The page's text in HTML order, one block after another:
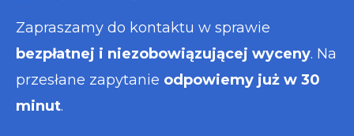
Zapraszamy do kontaktu w sprawie
bezpłatnej i niezobowiązującej wyceny. Na
przesłane zapytanie odpowiemy już w 30
minut.